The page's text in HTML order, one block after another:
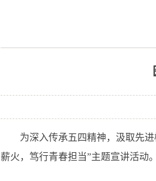
为深入传承五四精神，汲取先
薪火，笃行青春担当”主题宣讲活动。